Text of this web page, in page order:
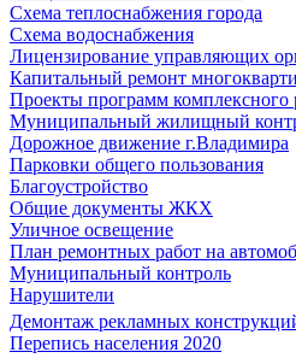
Схема теплоснабжения города
Схема водоснабжения
Лицензирование управляющих
Капитальный ремонт
Проекты программ комплексного
Муниципальный жилищный
Дорожное движение г.Владимира
Парковки общего пользования
Благоустройство
Общие документы ЖКХ
Уличное освещение
План ремонтных работ на
Муниципальный контроль
Нарушители
Демонтаж рекламных
Перепись населения 2020